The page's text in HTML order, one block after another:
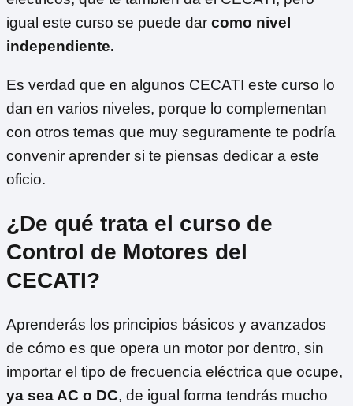
igual este curso se puede dar como nivel
independiente.
Es verdad que en algunos CECATI este curso lo
dan en varios niveles, porque lo complementan
con otros temas que muy seguramente te podría
convenir aprender si te piensas dedicar a este
oficio.
¿De qué trata el curso de
Control de Motores del
CECATI?
Aprenderás los principios básicos y avanzados
de cómo es que opera un motor por dentro, sin
importar el tipo de frecuencia eléctrica que ocupe,
ya sea AC o DC, de igual forma tendrás mucho